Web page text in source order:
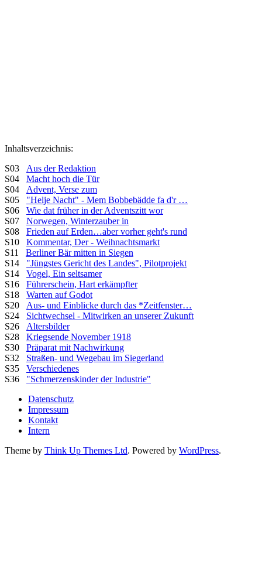
Inhaltsverzeichnis:
S03 Aus der Redaktion
S04 Macht hoch die Tür
S04 Advent, Verse zum
S05 "Helje Nacht" - Mem Bobbebädde fa d'r …
S06 Wie dat früher in der Adventszitt wor
S07 Norwegen, Winterzauber in
S08 Frieden auf Erden…aber vorher geht's rund
S10 Kommentar, Der - Weihnachtsmarkt
S11 Berliner Bär mitten in Siegen
S14 "Jüngstes Gericht des Landes", Pilotprojekt
S14 Vogel, Ein seltsamer
S16 Führerschein, Hart erkämpfter
S18 Warten auf Godot
S20 Aus- und Einblicke durch das *Zeitfenster…
S24 Sichtwechsel - Mitwirken an unserer Zukunft
S26 Altersbilder
S28 Kriegsende November 1918
S30 Präparat mit Nachwirkung
S32 Straßen- und Wegebau im Siegerland
S35 Verschiedenes
S36 "Schmerzenskinder der Industrie"
Datenschutz
Impressum
Kontakt
Intern
Theme by Think Up Themes Ltd. Powered by WordPress.